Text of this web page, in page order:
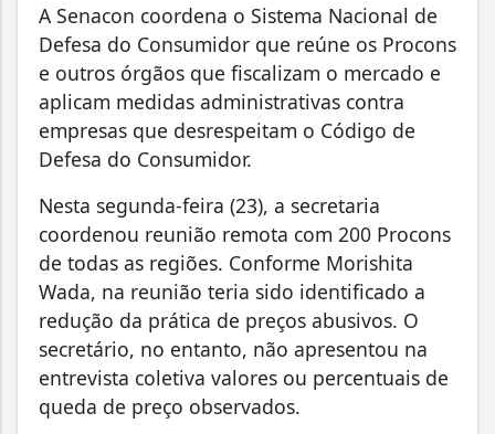
A Senacon coordena o Sistema Nacional de
Defesa do Consumidor que reúne os Procons
e outros órgãos que fiscalizam o mercado e
aplicam medidas administrativas contra
empresas que desrespeitam o Código de
Defesa do Consumidor.
Nesta segunda-feira (23), a secretaria
coordenou reunião remota com 200 Procons
de todas as regiões. Conforme Morishita
Wada, na reunião teria sido identificado a
redução da prática de preços abusivos. O
secretário, no entanto, não apresentou na
entrevista coletiva valores ou percentuais de
queda de preço observados.